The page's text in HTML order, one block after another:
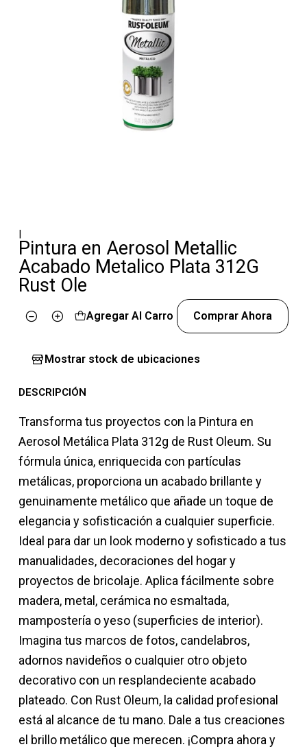
|
Pintura en Aerosol Metallic
Acabado Metalico Plata 312G
Rust Ole
Cantidad
Agregar Al Carro Comprar Ahora
Mostrar stock de ubicaciones
DESCRIPCIÓN
Transforma tus proyectos con la Pintura en
Aerosol Metálica Plata 312g de Rust Oleum. Su
fórmula única, enriquecida con partículas
metálicas, proporciona un acabado brillante y
genuinamente metálico que añade un toque de
elegancia y sofisticación a cualquier superficie.
Ideal para dar un look moderno y sofisticado a tus
manualidades, decoraciones del hogar y
proyectos de bricolaje. Aplica fácilmente sobre
madera, metal, cerámica no esmaltada,
mampostería o yeso (superficies de interior).
Imagina tus marcos de fotos, candelabros,
adornos navideños o cualquier otro objeto
decorativo con un resplandeciente acabado
plateado. Con Rust Oleum, la calidad profesional
está al alcance de tu mano. Dale a tus creaciones
el brillo metálico que merecen. ¡Compra ahora y